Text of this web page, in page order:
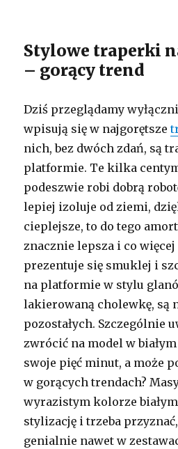
Stylowe traperki
– gorący trend
Dziś przeglądamy
wpisują się w najgorętsze
nich, bez dwóch zdań, są
platformie. Te kilka
podeszwie robi dobrą
lepiej izoluje od ziemi,
cieplejsze, to do tego
znacznie lepsza i co
prezentuje się smuklej i
na platformie w stylu
lakierowaną cholewkę, są
pozostałych. Szczególnie
zwrócić na model w
swoje pięć minut, a może
w gorących trendach?
wyrazistym kolorze
stylizację i trzeba
genialnie nawet w